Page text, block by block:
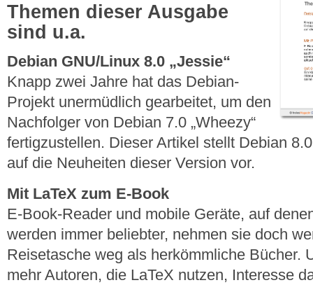
Themen dieser Ausgabe
sind u.a.
Debian GNU/Linux 8.0 „Jessie“
Knapp zwei Jahre hat das Debian-
Projekt unermüdlich gearbeitet, um den
Nachfolger von Debian 7.0 „Wheezy“
fertigzustellen. Dieser Artikel stellt Debian
auf die Neuheiten dieser Version vor.
Mit LaTeX zum E-Book
E-Book-Reader und mobile Geräte, auf
werden immer beliebter, nehmen sie doch
Reisetasche weg als herkömmliche Bücher.
mehr Autoren, die LaTeX nutzen, Interesse